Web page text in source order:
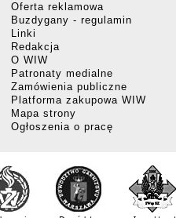
Oferta reklamowa
Buzdygany - regulamin
Linki
Redakcja
O WIW
Patronaty medialne
Zamówienia publiczne
Platforma zakupowa WIW
Mapa strony
Ogłoszenia o pracę